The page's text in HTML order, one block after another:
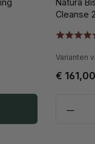
Natura
Cleanse
Varianten
€ 161,00